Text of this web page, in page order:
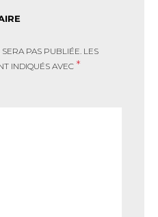
PAS PUBLIÉE. LES
INDIQUÉS AVEC *